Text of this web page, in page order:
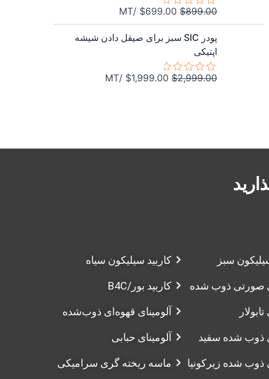
امتیاز
0
5
$899.00
بود.
$699.00 است.
/MT
پودر SIC سبز برای صیقل دادن شیشه
اپتیکی
امتیاز
$2,999.00
قیمت
اصلی
بود.
$1,999.00
قیمت
فعلی
است.
/MT
سبز
صورتی ذوب شده
ذوب شده سفید
ذوب شده زیرکونیا
کاربید سیلیکون سیاه
کاربید بور/B4C
آلومینای قهوه‌ای ذوب‌شده
آلومینای حبابی
ماسه ریخته گری سرامیکی